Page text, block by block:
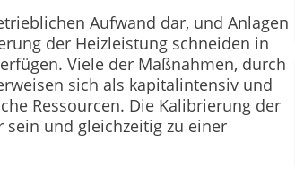
Aufwand dar, und Anlagen
der Heizleistung schneiden in
Viele der Maßnahmen, durch
sich als kapitalintensiv und
Ressourcen. Die Kalibrierung der
sein und gleichzeitig zu einer